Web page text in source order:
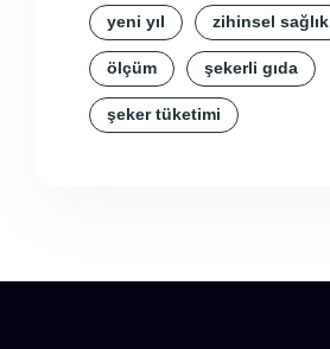
yeni yıl zihinsel sağlık
ölçüm şekerli gıda
şeker tüketimi